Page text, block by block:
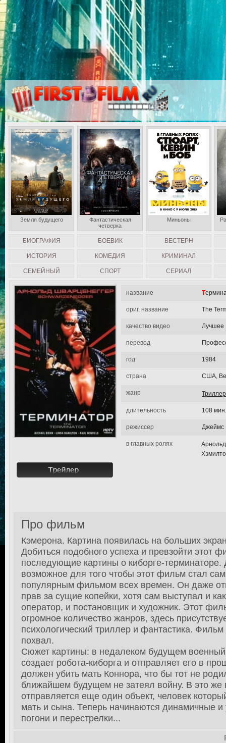
название
ориг. название The
качество видео Лучшее
перевод
год 1984
страна США,
жанр Триллер
длительность 108 мин.
режиссер Джеймс
в главных ролях
Про фильм
Кэмерона. Картина появилась на больших
Добиться подобного успеха и превзойти этот
последующие картины о киборге-
возможное для того чтобы этот фильм стал
популярным фильмом всех времен. Он даже
прав за сущие копейки, хотя сам выступал и
оператор, и постановщик и художник. Этот
огромное количество жанров, здесь
психологический триллер и фантастика. Фильм
похвал.
Сюжет картины: в недалеком будущем
создает робота-киборга и отправляет его в
должен убить мать Коннора, что бы тот не
ближайшем будущем не затеял войну. В это
отправляется еще один объект, человек
мать и сына. Теперь начинаются динамичные
погони и перестрелки...
БИОГРАФИЯ БОЕВИК ВЕСТЕРН
ИСТОРИЯ КОМЕДИЯ КРИМИНАЛ
СЕМЕЙНЫЙ СПОРТ СЕРИАЛ
Земля будущего
Фантастическая
четверка
Миньоны